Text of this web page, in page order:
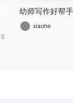
0
幼师写作好帮
xiaohe